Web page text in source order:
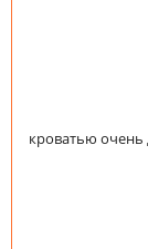
кроватью очень